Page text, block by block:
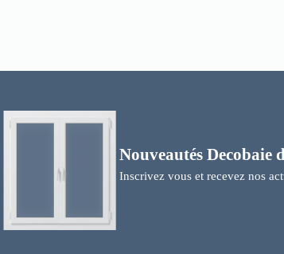
Nouveautés Decobaie
Inscrivez vous et recevez nos